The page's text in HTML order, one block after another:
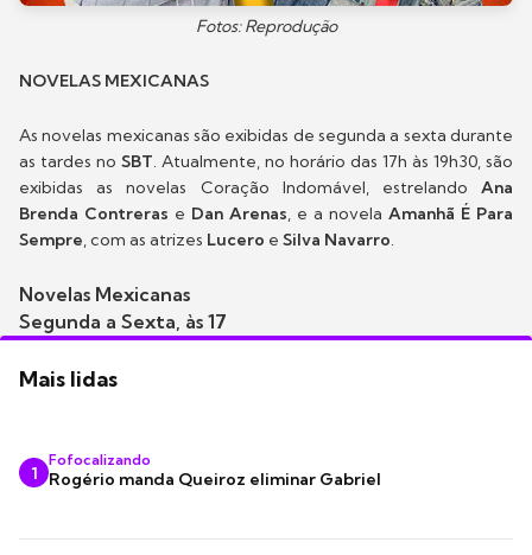
Fotos: Reprodução
NOVELAS MEXICANAS
As novelas mexicanas são exibidas de segunda a sexta durante
as tardes no SBT. Atualmente, no horário das 17h às 19h30, são
exibidas as novelas Coração Indomável, estrelando Ana
Brenda Contreras e Dan Arenas, e a novela Amanhã É Para
Sempre, com as atrizes Lucero e Silva Navarro.
Novelas Mexicanas
Segunda a Sexta, às 17
Mais lidas
1
Fofocalizando
Rogério manda Queiroz eliminar Gabriel